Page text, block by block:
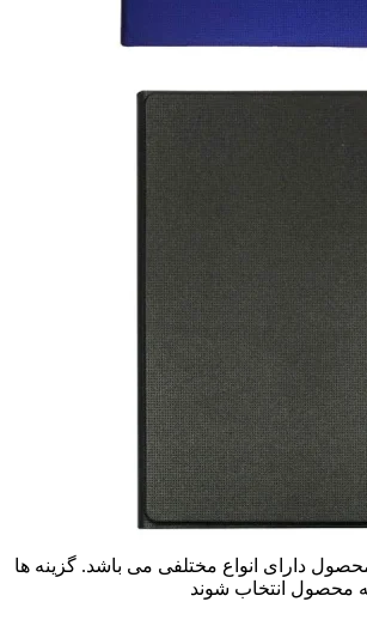
دارای انواع مختلفی می باشد. گزینه ها
انتخاب شوند